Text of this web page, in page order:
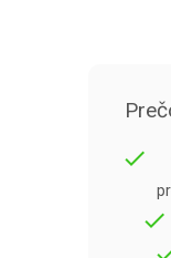
done
done